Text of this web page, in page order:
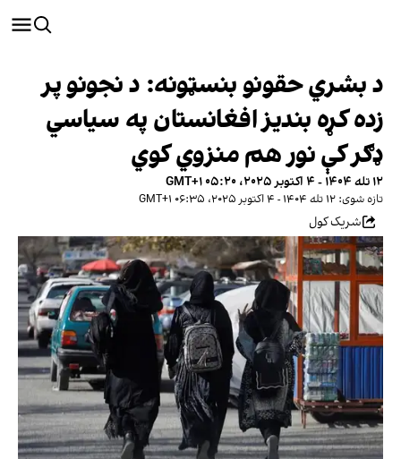
د بشري حقونو بنسټونه: د نجونو پر
زده کړه بندیز افغانستان په سياسي
ډګر کې نور هم منزوي کوي
۱۲ تله ۱۴۰۴ - ۴ اکتوبر ۲۰۲۵، ۰۵:۲۰ GMT+۱
تازه شوی: ۱۲ تله ۱۴۰۴ - ۴ اکتوبر ۲۰۲۵، ۰۶:۳۵ GMT+۱
شریک کول